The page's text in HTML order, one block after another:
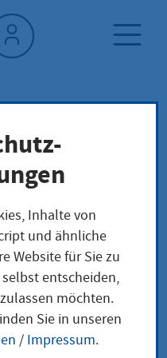
ein wiederkehrendes
Inhalte von
und ähnliche
Website für Sie zu
entscheiden,
möchten.
Sie in unseren
/ Impressum.